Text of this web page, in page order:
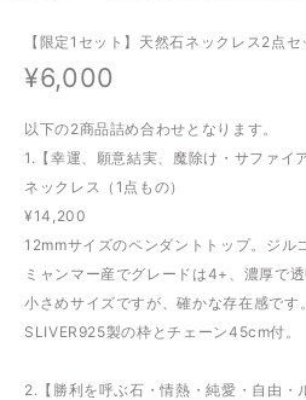
【限定1セット】天然石ネックレス2点
¥6,000
以下の2商品詰め合わせとなります。
1.【幸運、願意結実、魔除け・サファイ
ネックレス（1点もの）
¥14,200
12mmサイズのペンダントトップ。ジル
ミャンマー産でグレードは4+、濃厚で
小さめサイズですが、確かな存在感です。
SLIVER925製の枠とチェーン45cm付。
2.【勝利を呼ぶ石・情熱・純愛・自由・